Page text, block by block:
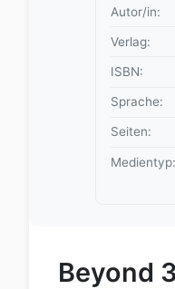
Autor/in:
Verlag:
ISBN:
Sprache:
Seiten:
Medientyp:
Beyond 3